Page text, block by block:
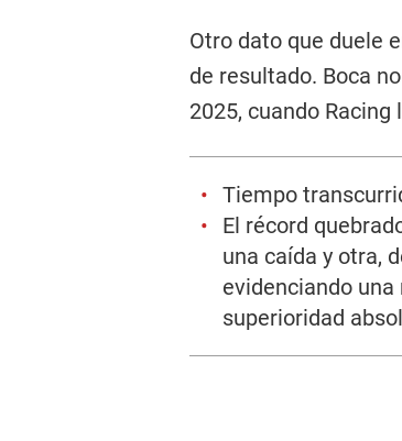
Otro dato que duele
de resultado. Boca
2025, cuando
Tiempo
El récord
una caída y otra,
evidenciando
superioridad